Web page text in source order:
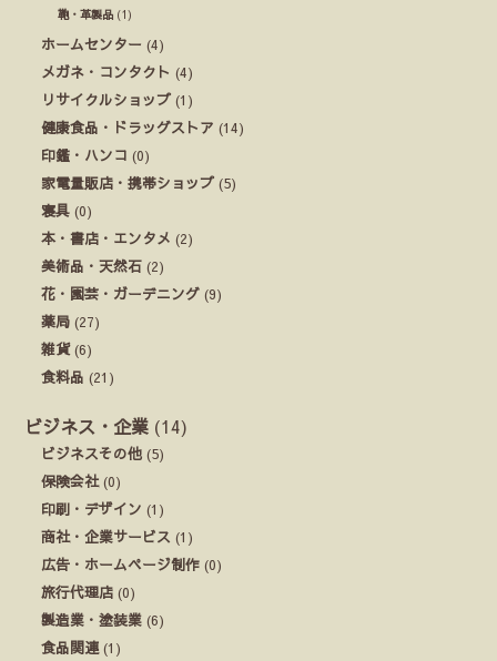
鞄・革製品 (1)
ホームセンター (4)
メガネ・コンタクト (4)
リサイクルショップ (1)
健康食品・ドラッグストア (14)
印鑑・ハンコ (0)
家電量販店・携帯ショップ (5)
寝具 (0)
本・書店・エンタメ (2)
美術品・天然石 (2)
花・園芸・ガーデニング (9)
薬局 (27)
雑貨(6)
食料品 (21)
ビジネス・企業 (14)
ビジネスその他 (5)
保険会社(0)
印刷・デザイン (1)
商社・企業サービス (1)
広告・ホームページ制作 (0)
旅行代理店 (0)
製造業・塗装業 (6)
食品関連 (1)